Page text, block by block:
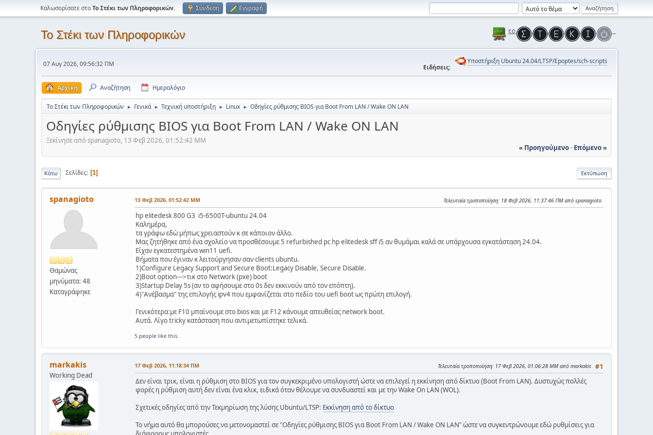
Καλωσορίσατε στοΤο Στέκι των Πληροφορικών. Σύνδεση Εγγραφή
Το Στέκι των Πληροφορικών
07 Αυγ 2026, 09:56:32 ΠΜ Ειδήσεις:
Υποστήριξη Ubuntu 24.04/LTSP/Epoptes/sch-scripts
Αρχική Αναζήτηση Ημερολόγιο
Το Στέκι των Πληροφορικών ► Γενικά ► Τεχνική υποστήριξη ► Linux ► Οδηγίες ρύθμισης BIOS για Boot From LAN / Wake ON LAN
Οδηγίες ρύθμισης BIOS για Boot From LAN / Wake ON LAN
Ξεκίνησε από spanagioto, 13 Φεβ 2026, 01:52:42 ΜΜ
« Προηγούμενο- Επόμενο »
Εκτύπωση
Κάτω Σελίδες 1
spanagioto
Θαμώνας
μηνύματα: 48
Καταγράφηκε
13 Φεβ 2026, 01:52:42 ΜΜ Τελευταία τροποποίηση: 18 Φεβ 2026, 11:37:46 ΠΜ από spanagioto
hp elitedesk 800 G3 i5-6500T-ubuntu 24.04
Καλημέρα,
τα γράφω εδώ μήπως χρειαστούν κ σε κάποιον άλλο.
Μας ζητήθηκε από ένα σχολείο να προσθέσουμε 5 refurbished pc hp elitedesk sff i5 αν θυμάμαι καλά σε υπάρχουσα εγκατάσταση 24.04.
Είχαν εγκατεστημένα win11 uefi.
Βήματα που έγιναν κ λειτούργησαν σαν clients ubuntu.
1)Configure Legacy Support and Secure Boot:Legacy Disable, Secure Disable.
2)Boot option--->τικ στο Network (pxe) boot
3)Startup Delay 5s (αν το αφήσουμε στο 0s δεν εκκινούν από τον επόπτη).
4)"Ανέβασμα" της επιλογής ipv4 που εμφανίζεται στο πεδίο του uefi boot ως πρώτη επιλογή.
Γενικότερα:με F10 μπαίνουμε στο bios και με F12 κάνουμε απευθείας network boot.
Αυτά. Λίγο tricky κατάσταση που αντιμετωπίστηκε τελικά.
5 people like this.
markakis
Working Dead
#1
17 Φεβ 2026, 11:18:34 ΠΜ Τελευταία τροποποίηση: 17 Φεβ 2026, 01:06:28 ΜΜ από markakis
Δεν είναι τρικ, είναι η ρύθμιση στο BIOS για τον συγκεκριμένο υπολογιστή ώστε να επιλεγεί η εκκίνηση από δίκτυο (Boot From LAN). Δυστυχώς πολλές
φορές η ρύθμιση αυτή δεν είναι ένα κλικ, ειδικά όταν θέλουμε να συνδυαστεί και με την Wake On LAN (WOL).
Σχετικές οδηγίες από την Τεκμηρίωση της λύσης Ubuntu/LTSP: Εκκίνηση από το δίκτυο
Το νήμα αυτό θα μπορούσες να μετονομαστεί σε "Οδηγίες ρύθμισης BIOS για Boot From LAN / Wake ON LAN" ώστε να συγκεντρώνουμε εδώ ρυθμίσεις για